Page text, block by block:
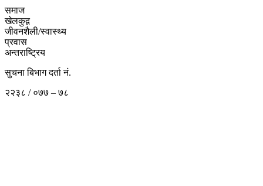
समाज
खेलकुद़़
जीवनशैली/स्वास्थ्य
प्रवास
अन्तराष्ट्रिय
सुचना बिभाग दर्ता नं.
२२३८ / ०७७ – ७८